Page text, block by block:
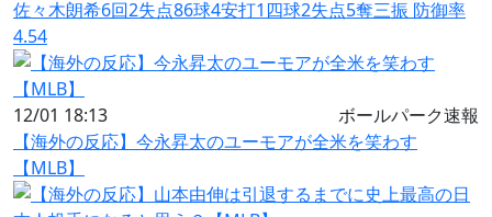
佐々木朗希6回2失点86球4安打1四球2失点5奪三振 防御率
4.54
12/01 18:13
ボールパーク速報
【海外の反応】今永昇太のユーモアが全米を笑わす
【MLB】